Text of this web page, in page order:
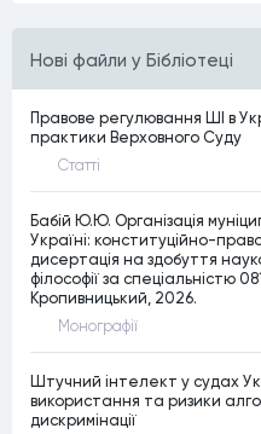
Нові файли у Бібліотеці
Правове регулювання ШІ в
практики Верховного Суду
Статтi
Бабій Ю.Ю. Організація
Україні: конституційно-
дисертація на здобуття
філософії за спеціальністю
Кропивницький, 2026.
Монографiї
Штучний інтелект у судах
використання та ризики
дискримінації